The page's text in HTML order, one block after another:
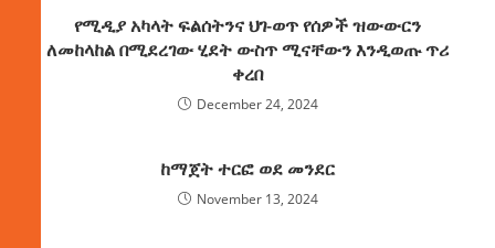
የሚዲያ አካላት ፍልሰትንና ህገ-ወጥ የሰዎች ዝውውርን
ለመከላከል በሚደረገው ሂደት ውስጥ ሚናቸውን እንዲወጡ ጥሪ
ቀረበ
December 24, 2024
ከማጀት ተርፎ ወደ መንደር
November 13, 2024